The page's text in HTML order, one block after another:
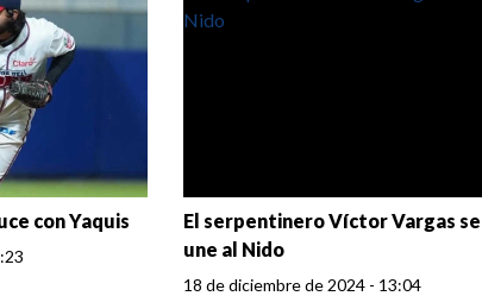
con Yaquis
El serpentinero Víctor Vargas se
une al Nido
18 de diciembre de 2024 - 13:04